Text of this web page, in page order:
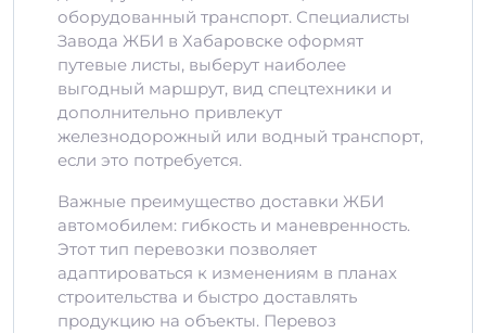
оборудованный транспорт. Специалисты
Завода ЖБИ в Хабаровске оформят
путевые листы, выберут наиболее
выгодный маршрут, вид спецтехники и
дополнительно привлекут
железнодорожный или водный транспорт,
если это потребуется.
Важные преимущество доставки ЖБИ
автомобилем: гибкость и маневренность.
Этот тип перевозки позволяет
адаптироваться к изменениям в планах
строительства и быстро доставлять
продукцию на объекты. Перевоз